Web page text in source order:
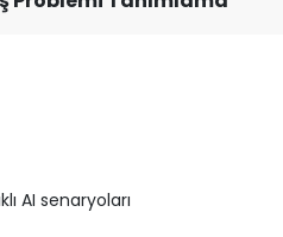
AI senaryoları